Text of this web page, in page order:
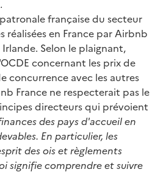
française du secteur
en France par Airbnb
Selon le plaignant,
concernant les prix de
concurrence avec les autres
France ne respecterait pas le
directeurs qui prévoient
des pays d'accueil en
En particulier, les
des ois et règlements
signifie comprendre et suivre